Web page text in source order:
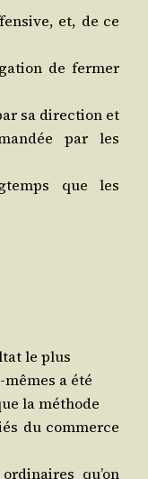
et, de ce
de fer­mer
sa direc­tion et
par les
que les
le plus
a été
la méthode
du com­merce
qu’on